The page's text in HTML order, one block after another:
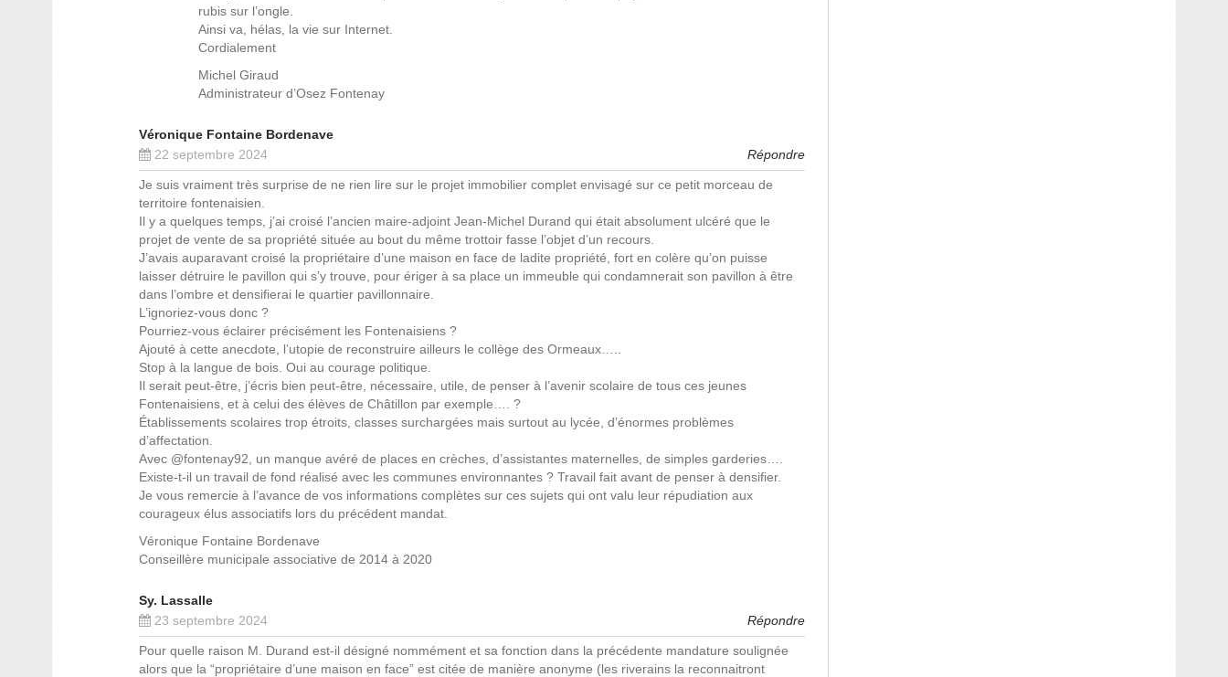
rubis sur l’ongle.
Ainsi va, hélas, la vie sur Internet.
Cordialement
Michel Giraud
Administrateur d’Osez Fontenay
Véronique Fontaine Bordenave
22 septembre 2024
Répondre
Je suis vraiment très surprise de ne rien lire sur le projet immobilier complet envisagé sur ce petit morceau de
territoire fontenaisien.
Il y a quelques temps, j’ai croisé l’ancien maire-adjoint Jean-Michel Durand qui était absolument ulcéré que le
projet de vente de sa propriété située au bout du même trottoir fasse l’objet d’un recours.
J’avais auparavant croisé la propriétaire d’une maison en face de ladite propriété, fort en colère qu’on puisse
laisser détruire le pavillon qui s’y trouve, pour ériger à sa place un immeuble qui condamnerait son pavillon à être
dans l’ombre et densifierai le quartier pavillonnaire.
L’ignoriez-vous donc ?
Pourriez-vous éclairer précisément les Fontenaisiens ?
Ajouté à cette anecdote, l’utopie de reconstruire ailleurs le collège des Ormeaux…..
Stop à la langue de bois. Oui au courage politique.
Il serait peut-être, j’écris bien peut-être, nécessaire, utile, de penser à l’avenir scolaire de tous ces jeunes
Fontenaisiens, et à celui des élèves de Châtillon par exemple…. ?
Établissements scolaires trop étroits, classes surchargées mais surtout au lycée, d’énormes problèmes
d’affectation.
Avec @fontenay92, un manque avéré de places en crèches, d’assistantes maternelles, de simples garderies….
Existe-t-il un travail de fond réalisé avec les communes environnantes ? Travail fait avant de penser à densifier.
Je vous remercie à l’avance de vos informations complètes sur ces sujets qui ont valu leur répudiation aux
courageux élus associatifs lors du précédent mandat.
Véronique Fontaine Bordenave
Conseillère municipale associative de 2014 à 2020
Sy. Lassalle
23 septembre 2024
Répondre
Pour quelle raison M. Durand est-il désigné nommément et sa fonction dans la précédente mandature soulignée
alors que la “propriétaire d’une maison en face” est citée de manière anonyme (les riverains la reconnaitront